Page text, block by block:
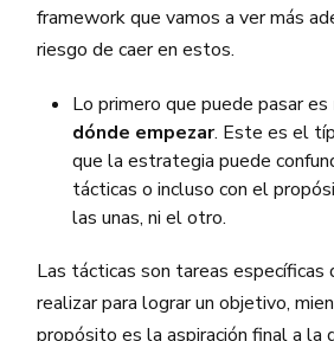
framework que vamos a ver más
riesgo de caer en estos.
Lo primero que puede pasar es
dónde empezar. Este es el
que la estrategia puede
tácticas o incluso con el
las unas, ni el otro.
Las tácticas son tareas específicas
realizar para lograr un objetivo,
propósito es la aspiración final a la